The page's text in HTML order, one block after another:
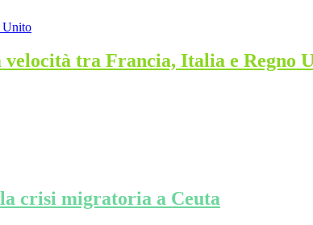
tra Francia, Italia e Regno
crisi migratoria a Ceuta